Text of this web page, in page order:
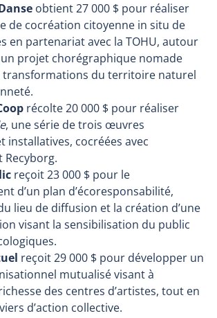
obtient 27 000 $ pour réaliser
de cocréation citoyenne in situ de
en partenariat avec la TOHU, autour
un projet chorégraphique nomade
transformations du territoire naturel
récolte 20 000 $ pour réaliser
, une série de trois œuvres
installatives, cocréées avec
reçoit 23 000 $ pour le
d’un plan d’écoresponsabilité,
lieu de diffusion et la création d’une
visant la sensibilisation du public
reçoit 29 000 $ pour développer un
mutualisé visant à
des centres d’artistes, tout en
d’action collective.